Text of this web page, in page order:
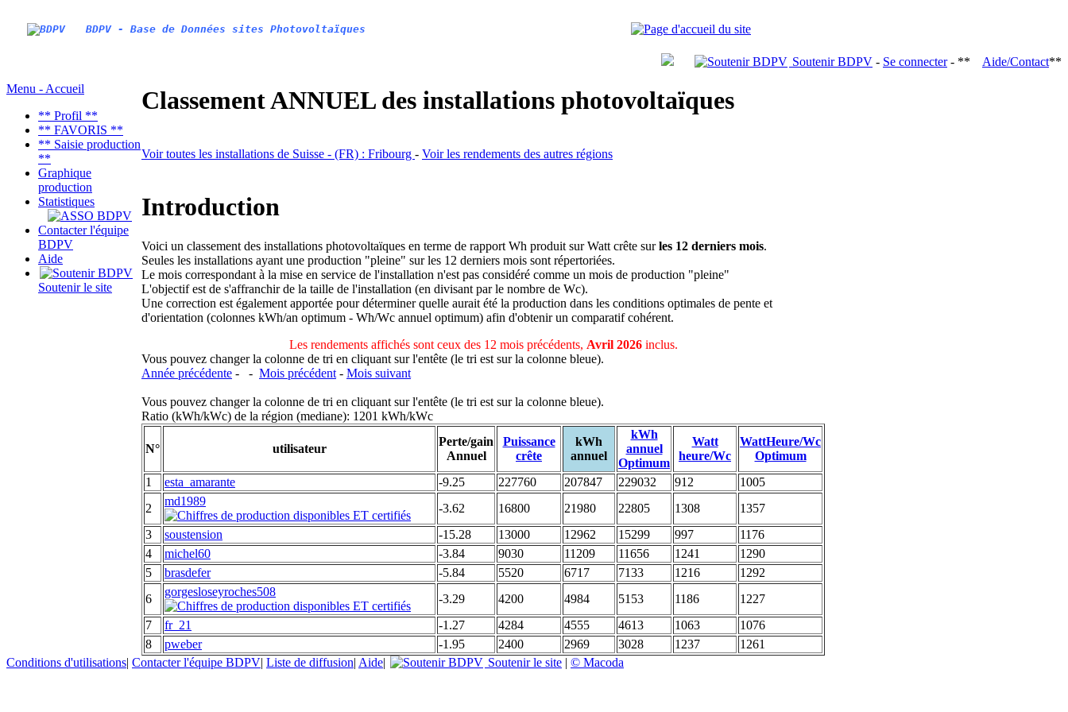
BDPV - Base de Données sites Photovoltaïques
Soutenir BDPV - Se connecter- ** Aide/Contact**
Menu - Accueil
** Profil **
** FAVORIS **
** Saisie production
**
Graphique
production
Statistiques
Contacter l'équipe
BDPV
Aide
Soutenir le site
Classement ANNUEL des installations photovoltaïques
Voir toutes les installations de Suisse - (FR) : Fribourg - Voir les rendements des autres régions
Introduction
Voici un classement des installations photovoltaïques en terme de rapport Wh produit sur Watt crête surles 12 derniers mois.
Seules les installations ayant une production "pleine" sur les 12 derniers mois sont répertoriées.
Le mois correspondant à la mise en service de l'installation n'est pas considéré comme un mois de production "pleine"
L'objectif est de s'affranchir de la taille de l'installation (en divisant par le nombre de Wc).
Une correction est également apportée pour déterminer quelle aurait été la production dans les conditions optimales de pente et
d'orientation (colonnes kWh/an optimum - Wh/Wc annuel optimum) afin d'obtenir un comparatif cohérent.
Les rendements affichés sont ceux des 12 mois précédents, Avril 2026inclus.
Vous pouvez changer la colonne de tri en cliquant sur l'entête (le tri est sur la colonne bleue).
Année précédente - - Mois précédent - Mois suivant
Vous pouvez changer la colonne de tri en cliquant sur l'entête (le tri est sur la colonne bleue).
Ratio (kWh/kWc) de la région (mediane): 1201 kWh/kWc
N° utilisateur
Perte/gain
Annuel
Puissance
crête
kWh
annuel
kWh
annuel
Optimum
Watt
heure/Wc
WattHeure/Wc
Optimum
1
esta_amarante -9.25 227760 207847 229032 912
1005
2
md1989
-3.62 16800 21980 22805 1308
1357
3
soustension -15.28 13000 12962 15299 997
1176
4
michel60 -3.84 9030 11209 11656 1241
1290
5
brasdefer -5.84 5520 6717 7133 1216
1292
6
gorgesloseyroches508
-3.29 4200 4984 5153 1186
1227
7
fr_21 -1.27 4284 4555 4613 1063
1076
8
pweber -1.95 2400 2969 3028 1237
1261
Conditions d'utilisations| Contacter l'équipe BDPV| Liste de diffusion| Aide| Soutenir le site | © Macoda